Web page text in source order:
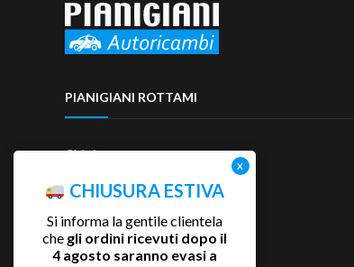
PIANIGIANI ROTTAMI
Chi siamo
Contattaci
CHIUSURA ESTIVA
Si informa la gentile clientela
che gli ordini ricevuti dopo il
4 agosto saranno evasi a